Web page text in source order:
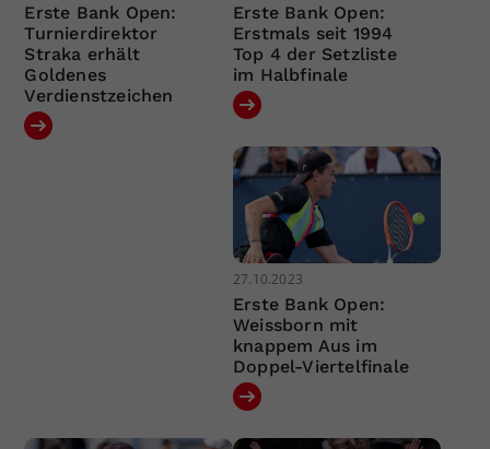
Erste Bank Open:
Turnierdirektor
Straka erhält
Goldenes
Verdienstzeichen
Erste Bank Open:
Erstmals seit 1994
Top 4 der Setzliste
im Halbfinale
27.10.2023
Erste Bank Open:
Weissborn mit
knappem Aus im
Doppel-Viertelfinale